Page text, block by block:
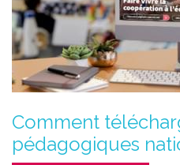
Comment
pédagogiques